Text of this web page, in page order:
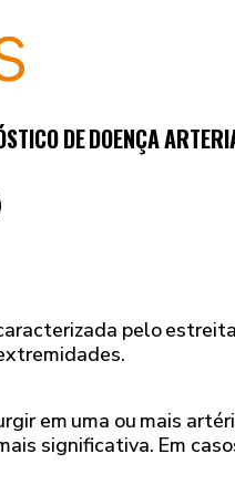
ACURÁCIA DO DOPPLER PARA
pelo
em uma ou mais
significativa. Em